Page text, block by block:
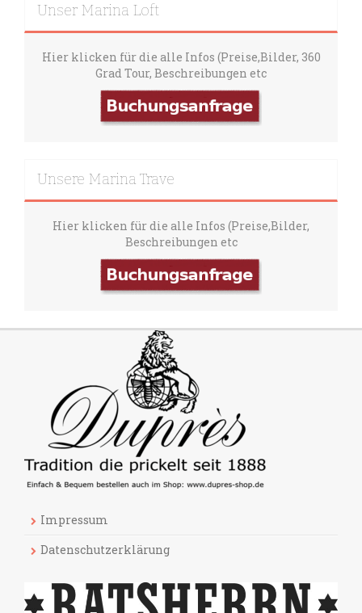
Unser Marina Loft
Hier klicken für die alle Infos (Preise,Bilder, 360
Grad Tour, Beschreibungen etc
Unsere Marina Trave
Hier klicken für die alle Infos (Preise,Bilder,
Beschreibungen etc
Impressum
Datenschutzerklärung